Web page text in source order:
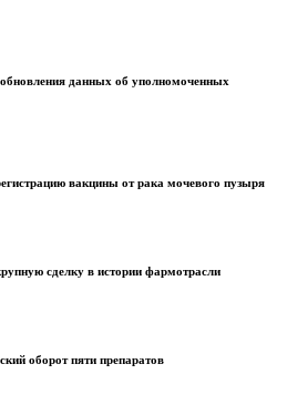
данных об уполномоченных
вакцины от рака мочевого пузыря
сделку в истории фармотрасли
оборот пяти препаратов